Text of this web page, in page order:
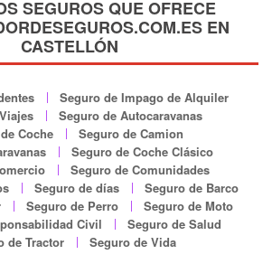
SEGUROS QUE OFRECE
EN
CASTELLÓN
Seguro de Impago de Alquiler
Seguro de Autocaravanas
Coche
Seguro de Camion
Seguro de Coche Clásico
Seguro de Comunidades
Seguro de días
Seguro de Barco
Seguro de Perro
Seguro de Moto
Civil
Seguro de Salud
de Tractor
Seguro de Vida